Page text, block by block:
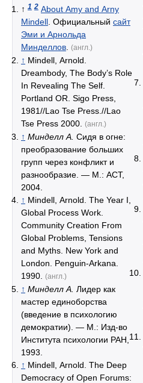
↑ 1 2 About Amy and Arny
Mindell . Официальный сайт
Эми и Арнольда
Минделлов (англ.)
↑ Mindell, Arnold.
Dreambody, The Body’s Role
In Revealing The Self.
Portland OR. Sigo Press,
1981//Lao Tse Press.//Lao
Tse Press 2000. (англ.)
↑ Минделл А. Сидя в огне:
преобразование больших
групп через конфликт и
разнообразие. — М.: АСТ,
2004.
↑ Mindell, Arnold. The Year I,
Global Process Work.
Community Creation From
Global Problems, Tensions
and Myths. New York and
London. Penguin-Arkana.
1990. (англ.)
↑ Минделл А. Лидер как
мастер единоборства
(введение в психологию
демократии). — М.: Изд-во
Института психологии РАН,
1993.
↑ Mindell, Arnold. The Deep
Democracy of Open Forums: